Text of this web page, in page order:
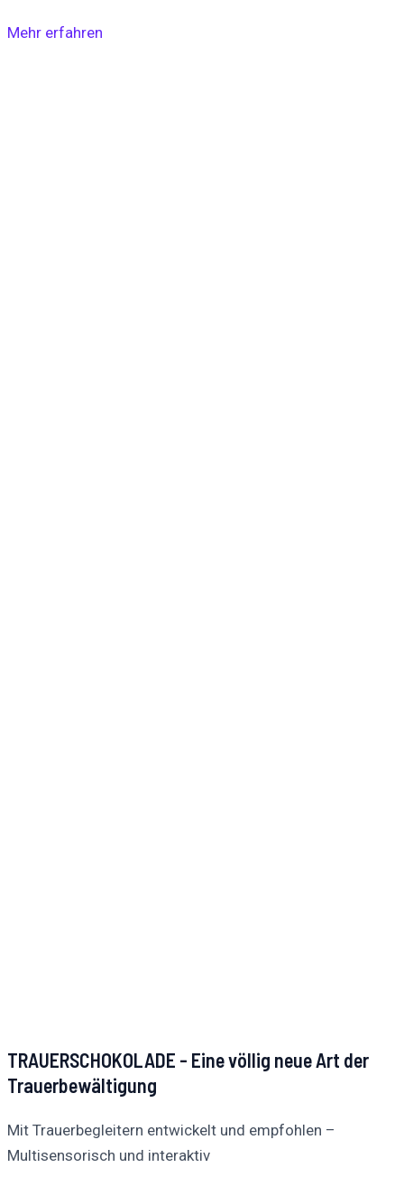
Mehr erfahren
TRAUERSCHOKOLADE - Eine völlig neue Art der
Trauerbewältigung
Mit Trauerbegleitern entwickelt und empfohlen –
Multisensorisch und interaktiv